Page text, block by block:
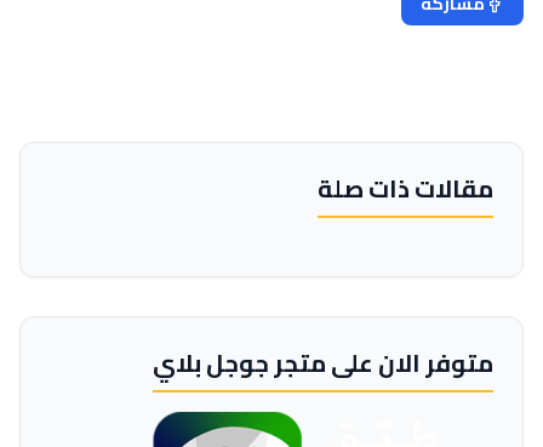
مقالات ذات صلة
متوفر الان على متجر جوجل بلاي